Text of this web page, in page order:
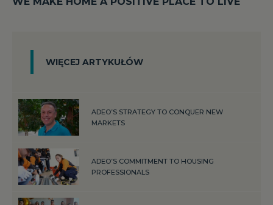
WIĘCEJ ARTYKUŁÓW
ADEO’S STRATEGY TO CONQUER NEW
MARKETS
ADEO’S COMMITMENT TO HOUSING
PROFESSIONALS